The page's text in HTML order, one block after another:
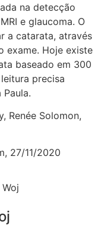
na detecção
e glaucoma. O
a catarata, através
exame. Hoje existe
baseado em 300
precisa
Paula.
Renée Solomon,
27/11/2020